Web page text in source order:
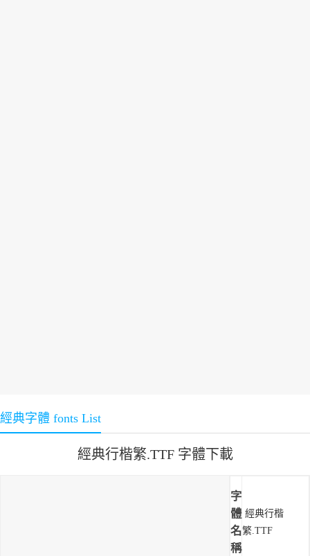
經典字體 fonts List
經典行楷繁.TTF 字體下載
字
體
名
稱
經典行楷
繁.TTF